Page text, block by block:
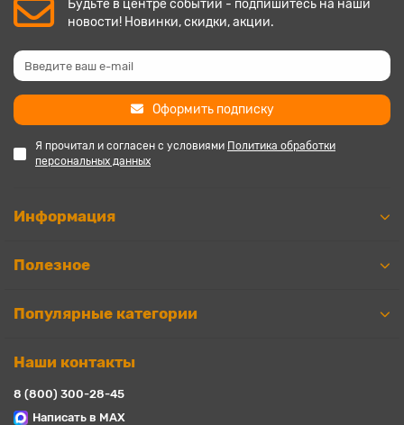
Будьте в центре событий - подпишитесь на наши
новости! Новинки, скидки, акции.
Оформить подписку
Я прочитал и согласен с условиями Политика обработки
персональных данных
Информация
Полезное
Популярные категории
Наши контакты
8 (800) 300-28-45
Написать в MAX